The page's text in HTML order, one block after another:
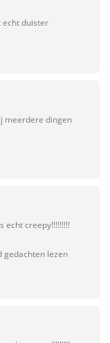
echt duister
meerdere dingen
echt creepy!!!!!!!!!
gedachten lezen